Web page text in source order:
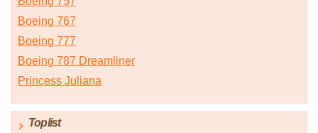
Boeing 767
Boeing 777
Boeing 787 Dreamliner
Princess Juliana
Toplist